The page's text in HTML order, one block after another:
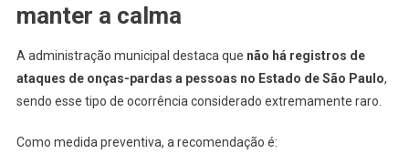
manter a calma
A administração municipal destaca que não há registros de
ataques de onças-pardas a pessoas no Estado de São Paulo,
sendo esse tipo de ocorrência considerado extremamente raro.
Como medida preventiva, a recomendação é: